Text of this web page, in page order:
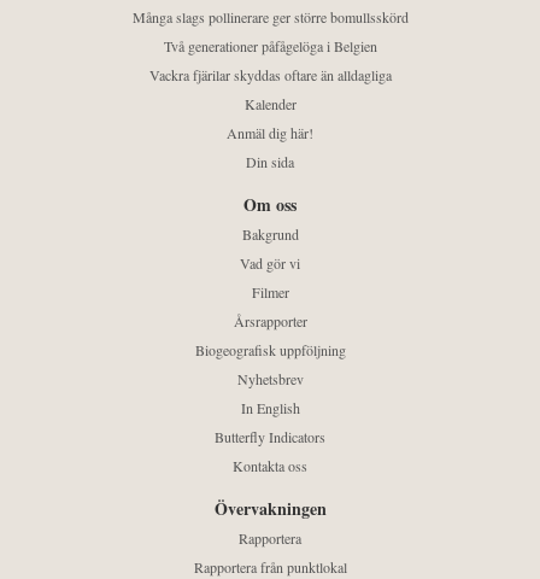
Många slags pollinerare ger större bomullsskörd
Två generationer påfågelöga i Belgien
Vackra fjärilar skyddas oftare än alldagliga
Kalender
Anmäl dig här!
Din sida
Om oss
Bakgrund
Vad gör vi
Filmer
Årsrapporter
Biogeografisk uppföljning
Nyhetsbrev
In English
Butterfly Indicators
Kontakta oss
Övervakningen
Rapportera
Rapportera från punktlokal